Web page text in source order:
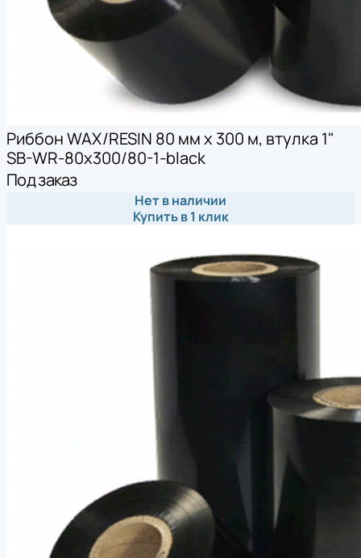
Риббон WAX/RESIN 80 мм х 300 м, втулка 1"
SB-WR-80x300/80-1-black
Под заказ
Нет в наличии
Купить в 1 клик